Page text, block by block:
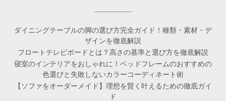
ダイニングテーブルの脚の選び方完全ガイド！種類・素材・デ
ザインを徹底解説
フロートテレビボードとは？高さの基準と選び方を徹底解説
寝室のインテリアをおしゃれに！ベッドフレームのおすすめの
色選びと失敗しないカラーコーディネート術
【ソファをオーダーメイド】理想を賢く叶えるための徹底ガイ
ド